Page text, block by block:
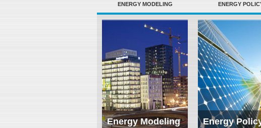
ENERGY MODELING ENERGY
Energy Modeling
Energy